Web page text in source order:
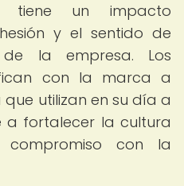
tiene un impacto
y el sentido de
la empresa. Los
con la marca a
utilizan en su día a
a fortalecer la cultura
con la